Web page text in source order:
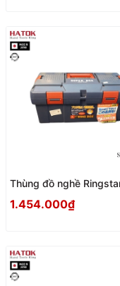
Thùng đồ nghề
1.454.000₫